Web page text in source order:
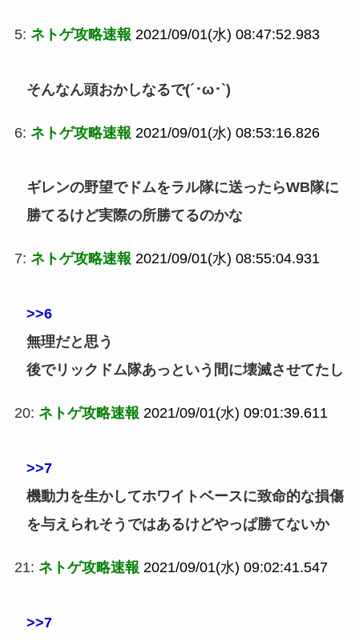
5: ネトゲ攻略速報 2021/09/01(水) 08:47:52.983
そんなん頭おかしなるで(´･ω･`)
6: ネトゲ攻略速報 2021/09/01(水) 08:53:16.826
ギレンの野望でドムをラル隊に送ったらWB隊に
勝てるけど実際の所勝てるのかな
7: ネトゲ攻略速報 2021/09/01(水) 08:55:04.931
>>6
無理だと思う
後でリックドム隊あっという間に壊滅させてたし
20: ネトゲ攻略速報 2021/09/01(水) 09:01:39.611
>>7
機動力を生かしてホワイトベースに致命的な損傷
を与えられそうではあるけどやっぱ勝てないか
21: ネトゲ攻略速報 2021/09/01(水) 09:02:41.547
>>7